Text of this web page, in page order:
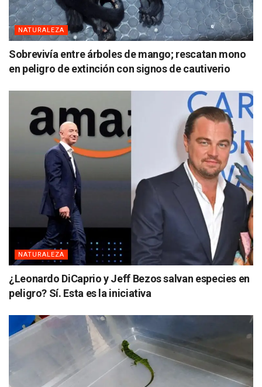
NATURALEZA
Sobrevivía entre árboles de mango; rescatan mono
en peligro de extinción con signos de cautiverio
NATURALEZA
¿Leonardo DiCaprio y Jeff Bezos salvan especies en
peligro? Sí. Esta es la iniciativa